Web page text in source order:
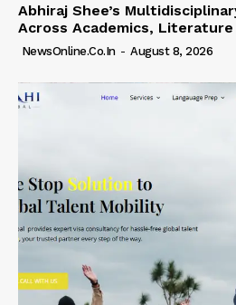
Abhiraj Shee’s
Across Academics,
NewsOnline.co.in - August 8, 2026